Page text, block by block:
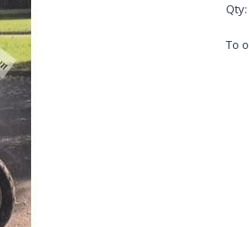
Qty:
To